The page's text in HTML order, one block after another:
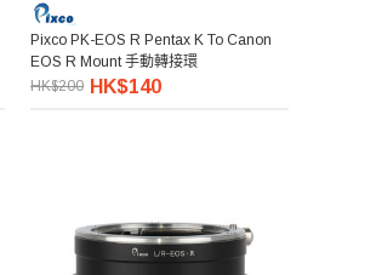
Pixco PK-EOS R Pentax K To Canon
EOS R Mount 手動轉接環
HK$200 HK$140